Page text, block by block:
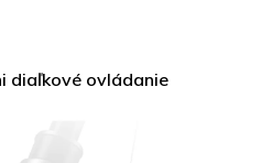
diaľkové ovládanie